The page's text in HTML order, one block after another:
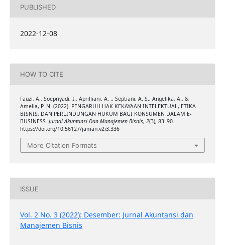
PUBLISHED
2022-12-08
HOW TO CITE
Fauzi, A., Soepriyadi, I., Aprilliani, A. ., Septiani, A. S., Angelika, A., &
Amelia, P. N. (2022). PENGARUH HAK KEKAYAAN INTELEKTUAL, ETIKA
BISNIS, DAN PERLINDUNGAN HUKUM BAGI KONSUMEN DALAM E-
BUSINESS. Jurnal Akuntansi Dan Manajemen Bisnis, 2(3), 83–90.
https://doi.org/10.56127/jaman.v2i3.336
More Citation Formats
ISSUE
Vol. 2 No. 3 (2022): Desember: Jurnal Akuntansi dan
Manajemen Bisnis